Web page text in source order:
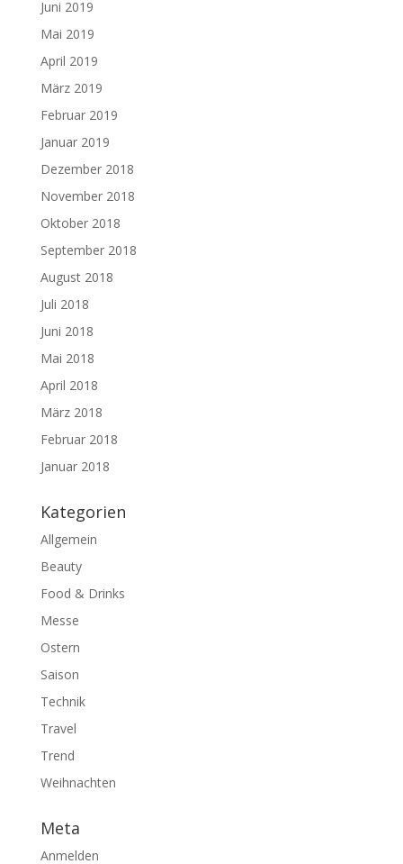
Juni 2019
Mai 2019
April 2019
März 2019
Februar 2019
Januar 2019
Dezember 2018
November 2018
Oktober 2018
September 2018
August 2018
Juli 2018
Juni 2018
Mai 2018
April 2018
März 2018
Februar 2018
Januar 2018
Kategorien
Allgemein
Beauty
Food & Drinks
Messe
Ostern
Saison
Technik
Travel
Trend
Weihnachten
Meta
Anmelden